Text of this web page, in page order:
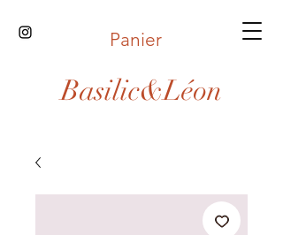
Panier
Basilic&Léon